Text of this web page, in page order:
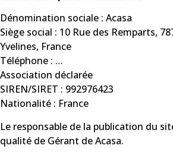
Dénomination sociale : Acasa
Siège social : 10 Rue des Remparts,
Yvelines, France
Téléphone : …
Association déclarée
SIREN/SIRET : 992976423
Nationalité : France
Le responsable de la publication du
qualité de Gérant de Acasa.